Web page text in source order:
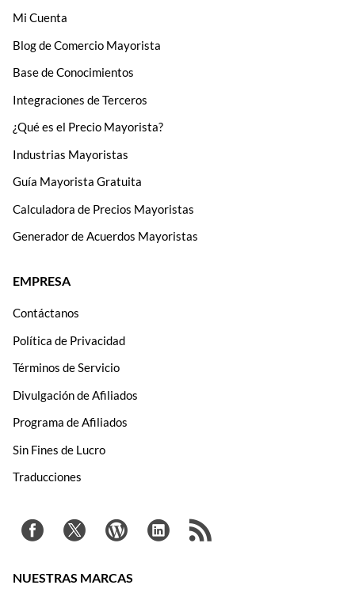
Mi Cuenta
Blog de Comercio Mayorista
Base de Conocimientos
Integraciones de Terceros
¿Qué es el Precio Mayorista?
Industrias Mayoristas
Guía Mayorista Gratuita
Calculadora de Precios Mayoristas
Generador de Acuerdos Mayoristas
EMPRESA
Contáctanos
Política de Privacidad
Términos de Servicio
Divulgación de Afiliados
Programa de Afiliados
Sin Fines de Lucro
Traducciones
NUESTRAS MARCAS